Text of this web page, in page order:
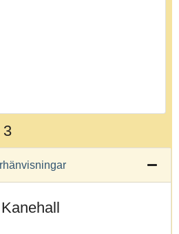
3